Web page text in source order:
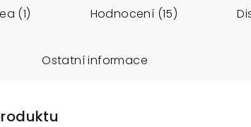
(1) Hodnocení (15)
Ostatní informace